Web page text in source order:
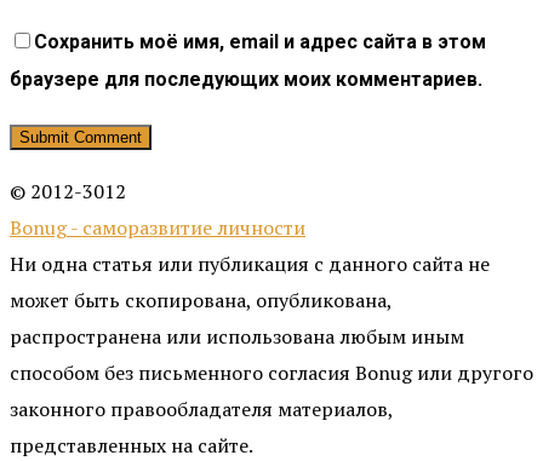
Сохранить моё имя, email и адрес сайта в этом
браузере для последующих моих комментариев.
© 2012-3012
Bonug - саморазвитие личности
Ни одна статья или публикация с данного сайта не
может быть скопирована, опубликована,
распространена или использована любым иным
способом без письменного согласия Bonug или другого
законного правообладателя материалов,
представленных на сайте.